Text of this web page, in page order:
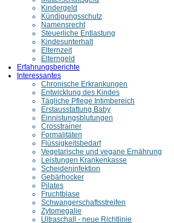
Kindergeld
Kündigungsschutz
Namensrecht
Steuerliche Entlastung
Kindesunterhalt
Elternzeit
Elterngeld
Erfahrungsberichte
Interessantes
Chronische Erkrankungen
Entwicklung des Kindes
Tägliche Pflege Intimbereich
Erstausstattung Baby
Einnistungsblutungen
Crosstrainer
Formalitäten
Flüssigkeitsbedarf
Vegetarische und vegane Ernährung
Leistungen Krankenkasse
Scheideninfektion
Gebärhocker
Pilates
Fruchtblase
Schwangerschaftsstreifen
Zytomegalie
Ultraschall - neue Richtlinie